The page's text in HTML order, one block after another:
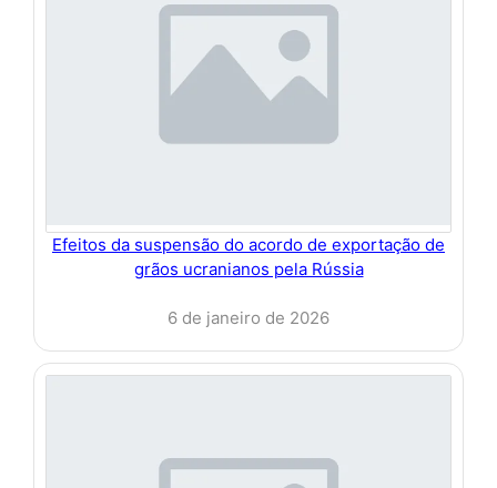
Efeitos da suspensão do acordo de exportação de
grãos ucranianos pela Rússia
6 de janeiro de 2026